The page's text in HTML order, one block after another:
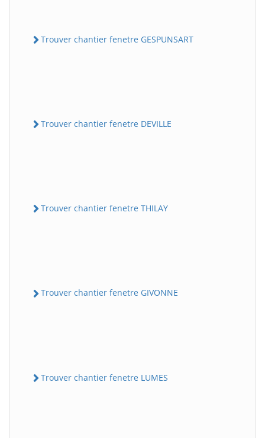
Trouver chantier fenetre GESPUNSART
Trouver chantier fenetre DEVILLE
Trouver chantier fenetre THILAY
Trouver chantier fenetre GIVONNE
Trouver chantier fenetre LUMES